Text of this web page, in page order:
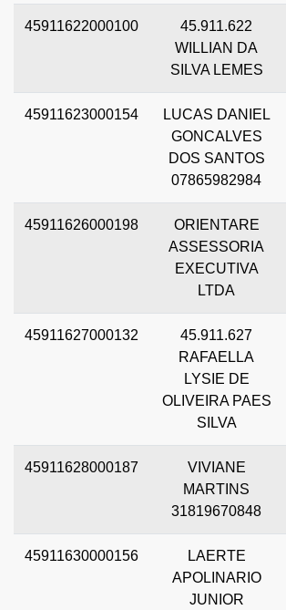
45911622000100
45.911.622
WILLIAN DA
SILVA LEMES
45911623000154
LUCAS DANIEL
GONCALVES
DOS SANTOS
07865982984
45911626000198
ORIENTARE
ASSESSORIA
EXECUTIVA
LTDA
45911627000132
45.911.627
RAFAELLA
LYSIE DE
OLIVEIRA PAES
SILVA
45911628000187
VIVIANE
MARTINS
31819670848
45911630000156
LAERTE
APOLINARIO
JUNIOR